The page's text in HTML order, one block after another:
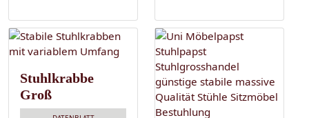
Stuhlkrabbe
Groß